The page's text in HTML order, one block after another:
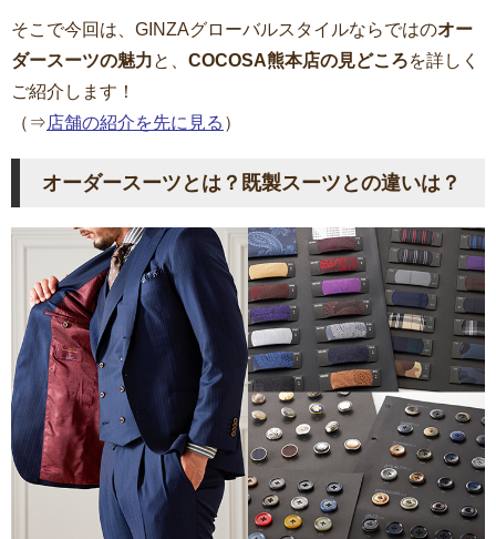
そこで今回は、GINZAグローバルスタイルならではのオー
ダースーツの魅力と、 COCOSA熊本店の見どころを詳しく
ご紹介します！
（⇒店舗の紹介を先に見る ）
オーダースーツとは？既製スーツとの違いは？